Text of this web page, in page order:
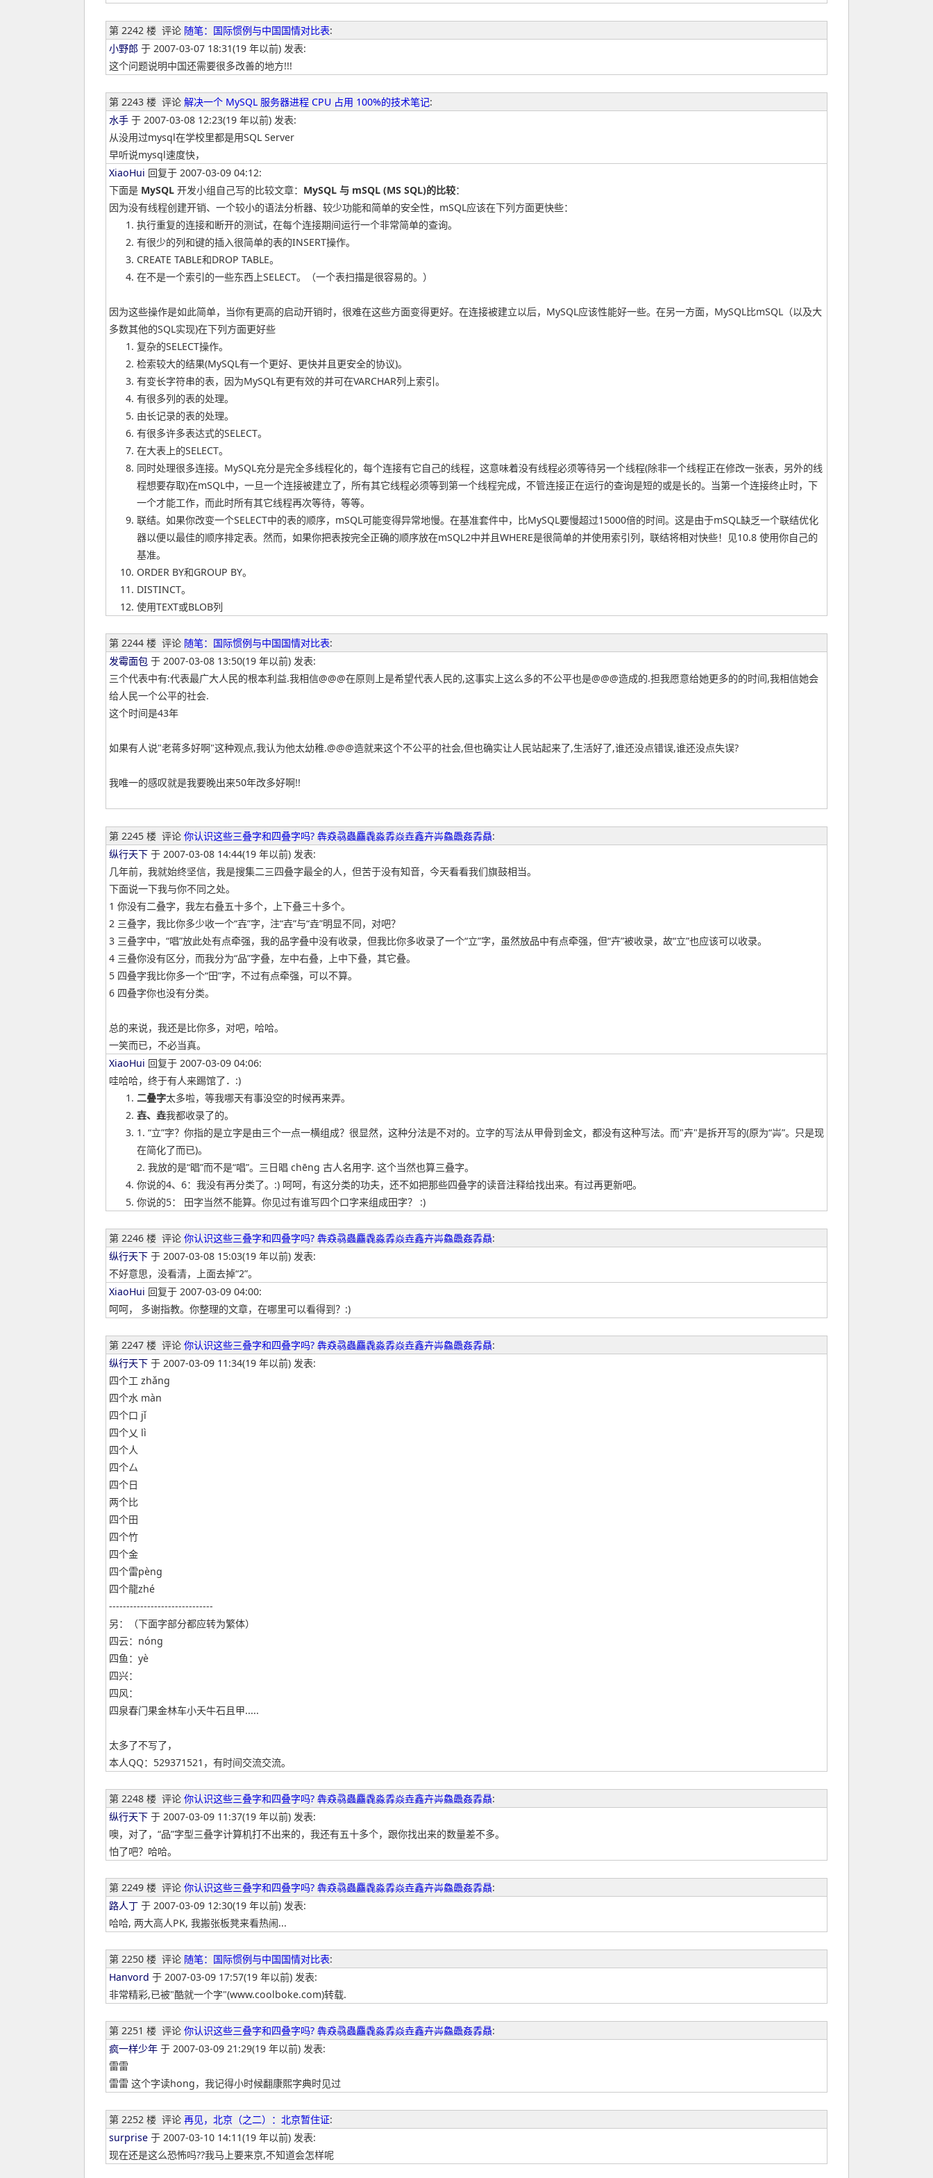
第 2242 楼 评论 随笔：国际惯例与中国国情对比表:
小野郎 于 2007-03-07 18:31(19 年以前) 发表:
这个问题说明中国还需要很多改善的地方!!!
第 2243 楼 评论 解决一个 MySQL 服务器进程 CPU 占用 100%的技术笔记:
水手 于 2007-03-08 12:23(19 年以前) 发表:
从没用过mysql在学校里都是用SQL Server
早听说mysql速度快，
XiaoHui 回复于 2007-03-09 04:12:
下面是 MySQL 开发小组自己写的比较文章： MySQL 与 mSQL (MS SQL)的比较：
因为没有线程创建开销、一个较小的语法分析器、较少功能和简单的安全性，mSQL应该在下列方面更快些：
执行重复的连接和断开的测试，在每个连接期间运行一个非常简单的查询。
有很少的列和键的插入很简单的表的INSERT操作。
CREATE TABLE和DROP TABLE。
在不是一个索引的一些东西上SELECT。（一个表扫描是很容易的。）
因为这些操作是如此简单，当你有更高的启动开销时，很难在这些方面变得更好。在连接被建立以后，MySQL应该性能好一些。在另一方面，MySQL比mSQL（以及大
多数其他的SQL实现)在下列方面更好些
复杂的SELECT操作。
检索较大的结果(MySQL有一个更好、更快并且更安全的协议)。
有变长字符串的表，因为MySQL有更有效的并可在VARCHAR列上索引。
有很多列的表的处理。
由长记录的表的处理。
有很多许多表达式的SELECT。
在大表上的SELECT。
同时处理很多连接。MySQL充分是完全多线程化的，每个连接有它自己的线程，这意味着没有线程必须等待另一个线程(除非一个线程正在修改一张表，另外的线
程想要存取)在mSQL中，一旦一个连接被建立了，所有其它线程必须等到第一个线程完成，不管连接正在运行的查询是短的或是长的。当第一个连接终止时，下
一个才能工作，而此时所有其它线程再次等待，等等。
联结。如果你改变一个SELECT中的表的顺序，mSQL可能变得异常地慢。在基准套件中，比MySQL要慢超过15000倍的时间。这是由于mSQL缺乏一个联结优化
器以便以最佳的顺序排定表。然而，如果你把表按完全正确的顺序放在mSQL2中并且WHERE是很简单的并使用索引列，联结将相对快些！见10.8 使用你自己的
基准。
ORDER BY和GROUP BY。
DISTINCT。
使用TEXT或BLOB列
第 2244 楼 评论 随笔：国际惯例与中国国情对比表:
发霉面包 于 2007-03-08 13:50(19 年以前) 发表:
三个代表中有:代表最广大人民的根本利益.我相信@@@在原则上是希望代表人民的,这事实上这么多的不公平也是@@@造成的.担我愿意给她更多的的时间,我相信她会
给人民一个公平的社会.
这个时间是43年
如果有人说"老蒋多好啊"这种观点,我认为他太幼稚.@@@造就来这个不公平的社会,但也确实让人民站起来了,生活好了,谁还没点错误,谁还没点失误?
我唯一的感叹就是我要晚出来50年改多好啊!!
第 2245 楼 评论 你认识这些三叠字和四叠字吗? 犇猋骉蟲麤毳淼掱焱垚鑫卉芔鱻飍姦掱贔:
纵行天下 于 2007-03-08 14:44(19 年以前) 发表:
几年前，我就始终坚信，我是搜集二三四叠字最全的人，但苦于没有知音，今天看看我们旗鼓相当。
下面说一下我与你不同之处。
1 你没有二叠字，我左右叠五十多个，上下叠三十多个。
2 三叠字，我比你多少收一个“壵”字，注“壵”与“垚”明显不同，对吧？
3 三叠字中，“唱”放此处有点牵强，我的品字叠中没有收录，但我比你多收录了一个“立”字，虽然放品中有点牵强，但“卉”被收录，故“立”也应该可以收录。
4 三叠你没有区分，而我分为“品”字叠，左中右叠，上中下叠，其它叠。
5 四叠字我比你多一个“田”字，不过有点牵强，可以不算。
6 四叠字你也没有分类。
总的来说，我还是比你多，对吧，哈哈。
一笑而已，不必当真。
XiaoHui 回复于 2007-03-09 04:06:
哇哈哈，终于有人来踢馆了．:)
二叠字太多啦，等我哪天有事没空的时候再来弄。
壵、垚我都收录了的。
1. “立”字？你指的是立字是由三个一点一横组成？很显然，这种分法是不对的。立字的写法从甲骨到金文，都没有这种写法。而"卉"是拆开写的(原为“芔”。只是现
在简化了而已)。
2. 我放的是“晿”而不是“唱”。三日晿 chēng 古人名用字. 这个当然也算三叠字。
你说的4、6：我没有再分类了。:) 呵呵，有这分类的功夫，还不如把那些四叠字的读音注释给找出来。有过再更新吧。
你说的5： 田字当然不能算。你见过有谁写四个口字来组成田字？ :)
第 2246 楼 评论 你认识这些三叠字和四叠字吗? 犇猋骉蟲麤毳淼掱焱垚鑫卉芔鱻飍姦掱贔:
纵行天下 于 2007-03-08 15:03(19 年以前) 发表:
不好意思，没看清，上面去掉“2”。
XiaoHui 回复于 2007-03-09 04:00:
呵呵， 多谢指教。你整理的文章，在哪里可以看得到？:)
第 2247 楼 评论 你认识这些三叠字和四叠字吗? 犇猋骉蟲麤毳淼掱焱垚鑫卉芔鱻飍姦掱贔:
纵行天下 于 2007-03-09 11:34(19 年以前) 发表:
四个工 zhǎng
四个水 màn
四个口 jǐ
四个乂 lì
四个人
四个厶
四个日
两个比
四个田
四个竹
四个金
四个雷pèng
四个龍zhé
------------------------------
另：（下面字部分都应转为繁体）
四云：nóng
四鱼：yè
四兴：
四风：
四泉春门果金林车小夭牛石且甲.....
太多了不写了，
本人QQ：529371521，有时间交流交流。
第 2248 楼 评论 你认识这些三叠字和四叠字吗? 犇猋骉蟲麤毳淼掱焱垚鑫卉芔鱻飍姦掱贔:
纵行天下 于 2007-03-09 11:37(19 年以前) 发表:
噢，对了，“品”字型三叠字计算机打不出来的，我还有五十多个，跟你找出来的数量差不多。
怕了吧？哈哈。
第 2249 楼 评论 你认识这些三叠字和四叠字吗? 犇猋骉蟲麤毳淼掱焱垚鑫卉芔鱻飍姦掱贔:
路人丁 于 2007-03-09 12:30(19 年以前) 发表:
哈哈, 两大高人PK, 我搬张板凳来看热闹...
第 2250 楼 评论 随笔：国际惯例与中国国情对比表:
Hanvord 于 2007-03-09 17:57(19 年以前) 发表:
非常精彩,已被"酷就一个字"(www.coolboke.com)转载.
第 2251 楼 评论 你认识这些三叠字和四叠字吗? 犇猋骉蟲麤毳淼掱焱垚鑫卉芔鱻飍姦掱贔:
疯一样少年 于 2007-03-09 21:29(19 年以前) 发表:
雷雷
雷雷 这个字读hong，我记得小时候翻康熙字典时见过
第 2252 楼 评论 再见，北京（之二）：北京暂住证:
surprise 于 2007-03-10 14:11(19 年以前) 发表:
现在还是这么恐怖吗??我马上要来京,不知道会怎样呢